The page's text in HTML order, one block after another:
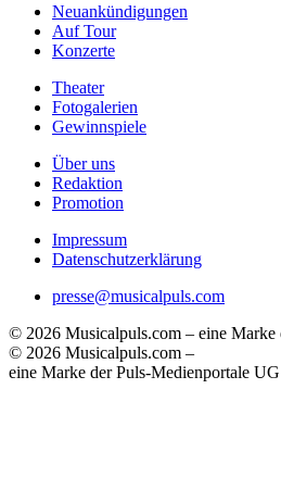
Neuankündigungen
Auf Tour
Konzerte
Theater
Fotogalerien
Gewinnspiele
Über uns
Redaktion
Promotion
Impressum
Datenschutzerklärung
presse@musicalpuls.com
© 2026 Musicalpuls.com – eine Marke
© 2026 Musicalpuls.com –
eine Marke der Puls-Medienportale UG